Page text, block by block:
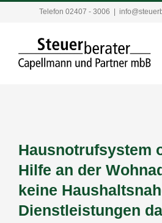
Telefon 02407 - 3006
Hausnotrufsystem
Hilfe an der
keine
Dienstleistungen